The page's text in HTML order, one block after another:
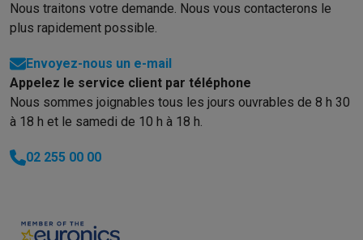
Nous traitons votre demande. Nous vous contacterons le
plus rapidement possible.
Envoyez-nous un e-mail
Appelez le service client par téléphone
Nous sommes joignables tous les jours ouvrables de 8 h 30
à 18 h et le samedi de 10 h à 18 h.
02 255 00 00